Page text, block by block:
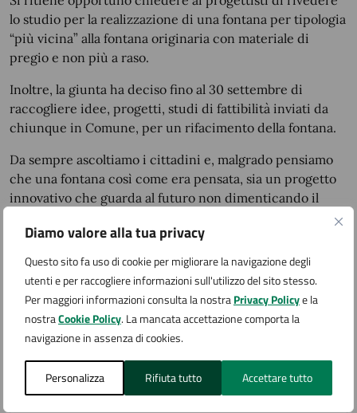
Diamo valore alla tua privacy
Questo sito fa uso di cookie per migliorare la navigazione degli
utenti e per raccogliere informazioni sull'utilizzo del sito stesso.
Per maggiori informazioni consulta la nostraPrivacy Policye la
nostraCookie Policy. La mancata accettazione comporta la
navigazione in assenza di cookies.
Personalizza Rifiuta tutto Accettare tutto
lo studio per la realizzazione di una fontana per tipologia
“più vicina” alla fontana originaria con materiale di
pregio e non più a raso.
Inoltre, la giunta ha deciso fino al 30 settembre di
raccogliere idee, progetti, studi di fattibilità inviati da
chiunque in Comune, per un rifacimento della fontana.
Da sempre ascoltiamo i cittadini e, malgrado pensiamo
che una fontana così come era pensata, sia un progetto
innovativo che guarda al futuro non dimenticando il
passato, riteniamo giusto, corretto e coraggioso fermarci
per rispetto di un “comune sentore” che manifesta forti
perplessità.
Alberto Gusmeroli Sindaco di Arona, la Giunta e
Consiglieri
Allegati